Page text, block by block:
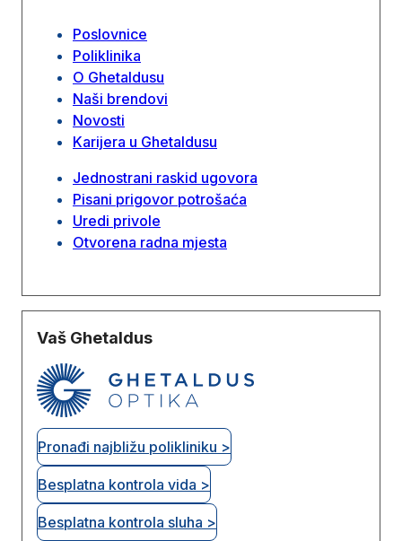
Poslovnice
Poliklinika
O Ghetaldusu
Naši brendovi
Novosti
Karijera u Ghetaldusu
Jednostrani raskid ugovora
Pisani prigovor potrošaća
Uredi privole
Otvorena radna mjesta
Vaš Ghetaldus
Pronađi najbližu polikliniku >
Besplatna kontrola vida >
Besplatna kontrola sluha >